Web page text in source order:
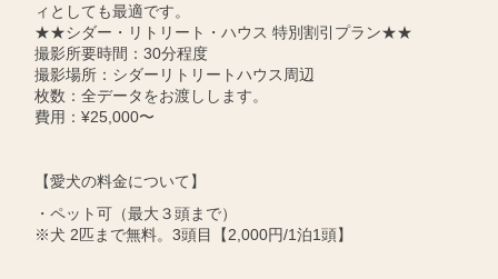
ィとしても最適です。
★★シダー・リトリート・ハウス 特別割引プラン★★
撮影所要時間：30分程度
撮影場所：シダーリトリートハウス周辺
枚数：全データをお渡しします。
費用：¥25,000〜
【愛犬の料金について】
・ペット可（最大３頭まで）
※犬 2匹まで無料。3頭目【2,000円/1泊1頭】